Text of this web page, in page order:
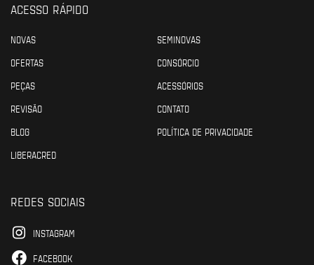
ACESSO RÁPIDO
NOVAS
SEMINOVAS
OFERTAS
CONSÓRCIO
PEÇAS
ACESSÓRIOS
REVISÃO
CONTATO
BLOG
POLÍTICA DE PRIVACIDADE
LIBERACRED
REDES SOCIAIS
INSTAGRAM
FACEBOOK